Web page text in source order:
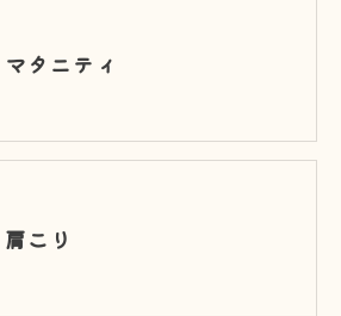
マタニティ
肩こり